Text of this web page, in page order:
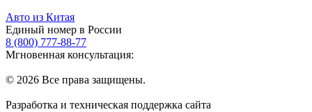
Авто из Китая
Единый номер в России
8 (800) 777-88-77
Мгновенная консультация:
© 2026 Все права защищены.
Разработка и техническая поддержка сайта